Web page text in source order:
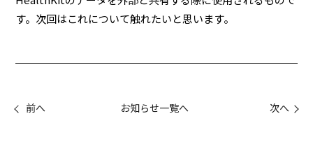
す。次回はこれについて触れたいと思います。
前へ お知らせ一覧へ 次へ